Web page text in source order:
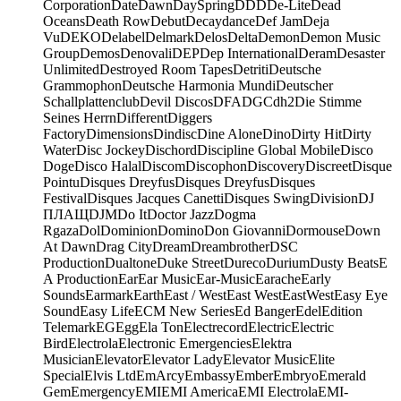
CorporationDateDawnDaySpringDDDDe-LiteDead
OceansDeath RowDebutDecaydanceDef JamDeja
VuDEKODelabelDelmarkDelosDeltaDemonDemon Music
GroupDemosDenovaliDEPDep InternationalDeramDesaster
UnlimitedDestroyed Room TapesDetritiDeutsche
GrammophonDeutsche Harmonia MundiDeutscher
SchallplattenclubDevil DiscosDFADGCdh2Die Stimme
Seines HerrnDifferentDiggers
FactoryDimensionsDindiscDine AloneDinoDirty HitDirty
WaterDisc JockeyDischordDiscipline Global MobileDisco
DogeDisco HalalDiscomDiscophonDiscoveryDiscreetDisque
PointuDisques DreyfusDisques DreyfusDisques
FestivalDisques Jacques CanettiDisques SwingDivisionDJ
ПЛАЩDJMDo ItDoctor JazzDogma
RgazaDolDominionDominoDon GiovanniDormouseDown
At DawnDrag CityDreamDreambrotherDSC
ProductionDualtoneDuke StreetDurecoDuriumDusty BeatsE
A ProductionEarEar MusicEar-MusicEaracheEarly
SoundsEarmarkEarthEast / WestEast WestEastWestEasy Eye
SoundEasy LifeECM New SeriesEd BangerEdelEdition
TelemarkEGEggEla TonElectrecordElectricElectric
BirdElectrolaElectronic EmergenciesElektra
MusicianElevatorElevator LadyElevator MusicElite
SpecialElvis LtdEmArcyEmbassyEmberEmbryoEmerald
GemEmergencyEMIEMI AmericaEMI ElectrolaEMI-